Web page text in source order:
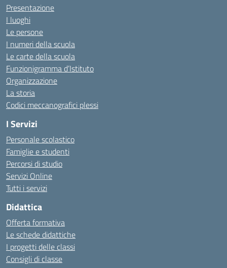
Presentazione
I luoghi
Le persone
I numeri della scuola
Le carte della scuola
Funzionigramma d’Istituto
Organizzazione
La storia
Codici meccanografici plessi
I Servizi
Personale scolastico
Famiglie e studenti
Percorsi di studio
Servizi Online
Tutti i servizi
Didattica
Offerta formativa
Le schede didattiche
I progetti delle classi
Consigli di classe